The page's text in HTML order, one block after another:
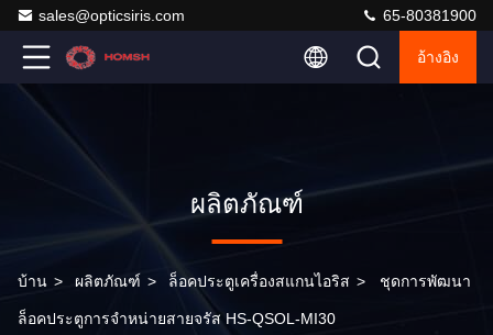
sales@opticsiris.com 65-80381900
อ้างอิง
ผลิตภัณฑ์
บ้าน > ผลิตภัณฑ์ > ล็อคประตูเครื่องสแกนไอริส > ชุดการพัฒนา
ล็อคประตูการจําหน่ายสายจรัส HS-QSOL-MI30